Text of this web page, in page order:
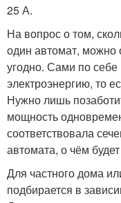
25 А.
На вопрос о том,
один автомат, можно
угодно. Сами по себе
электроэнергию, то
Нужно лишь
мощность
соответствовала
автомата, о чём
Для частного дома
подбирается в